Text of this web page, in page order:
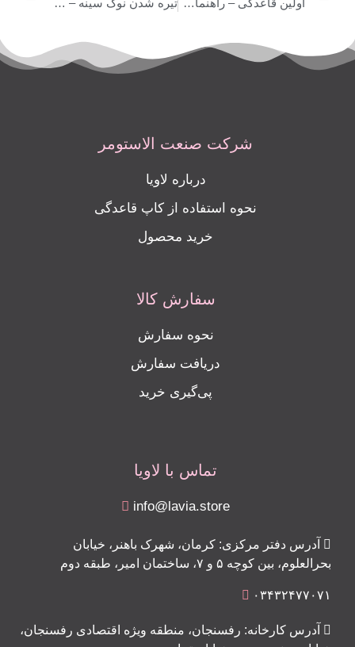
اولین قاعدگی – راهنمای جامع برای اولین پریودی + 4 ابزار حداقلی کیت پریودی تیره شدن نوک سینه – 6 دلیل رایج برای تیره شدن نوک سینه در زنان!
شرکت صنعت الاستومر
درباره لاویا
نحوه استفاده از کاپ قاعدگی
خرید محصول
سفارش کالا
نحوه سفارش
دریافت سفارش
پی‌گیری خرید
تماس با لاویا
info@lavia.store
آدرس دفتر مرکزی: کرمان، شهرک باهنر، خیابان
بحرالعلوم، بین کوچه ۵ و ۷، ساختمان امیر، طبقه دوم
۰۳۴۳۲۴۷۷۰۷۱
آدرس کارخانه: رفسنجان، منطقه ویژه اقتصادی رفسنجان،